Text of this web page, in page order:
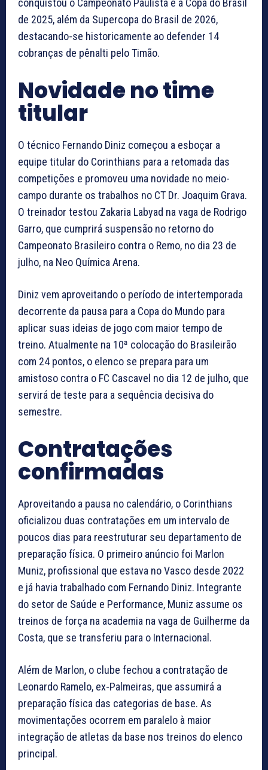
conquistou o Campeonato Paulista e a Copa do Brasil
de 2025, além da Supercopa do Brasil de 2026,
destacando-se historicamente ao defender 14
cobranças de pênalti pelo Timão.
Novidade no time
titular
O técnico Fernando Diniz começou a esboçar a
equipe titular do Corinthians para a retomada das
competições e promoveu uma novidade no meio-
campo durante os trabalhos no CT Dr. Joaquim Grava.
O treinador testou Zakaria Labyad na vaga de Rodrigo
Garro, que cumprirá suspensão no retorno do
Campeonato Brasileiro contra o Remo, no dia 23 de
julho, na Neo Química Arena.
Diniz vem aproveitando o período de intertemporada
decorrente da pausa para a Copa do Mundo para
aplicar suas ideias de jogo com maior tempo de
treino. Atualmente na 10ª colocação do Brasileirão
com 24 pontos, o elenco se prepara para um
amistoso contra o FC Cascavel no dia 12 de julho, que
servirá de teste para a sequência decisiva do
semestre.
Contratações
confirmadas
Aproveitando a pausa no calendário, o Corinthians
oficializou duas contratações em um intervalo de
poucos dias para reestruturar seu departamento de
preparação física. O primeiro anúncio foi Marlon
Muniz, profissional que estava no Vasco desde 2022
e já havia trabalhado com Fernando Diniz. Integrante
do setor de Saúde e Performance, Muniz assume os
treinos de força na academia na vaga de Guilherme da
Costa, que se transferiu para o Internacional.
Além de Marlon, o clube fechou a contratação de
Leonardo Ramelo, ex-Palmeiras, que assumirá a
preparação física das categorias de base. As
movimentações ocorrem em paralelo à maior
integração de atletas da base nos treinos do elenco
principal.